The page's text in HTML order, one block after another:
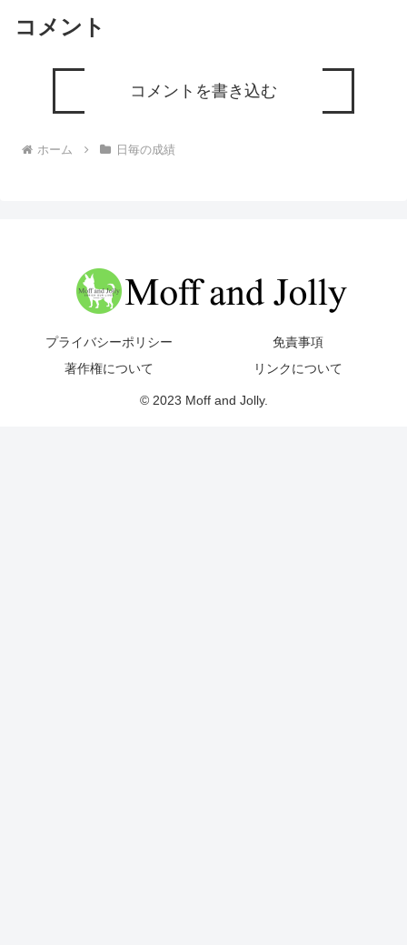
コメント
コメントを書き込む
ホーム 日毎の成績
プライバシーポリシー
免責事項
著作権について
リンクについて
© 2023 Moff and Jolly.